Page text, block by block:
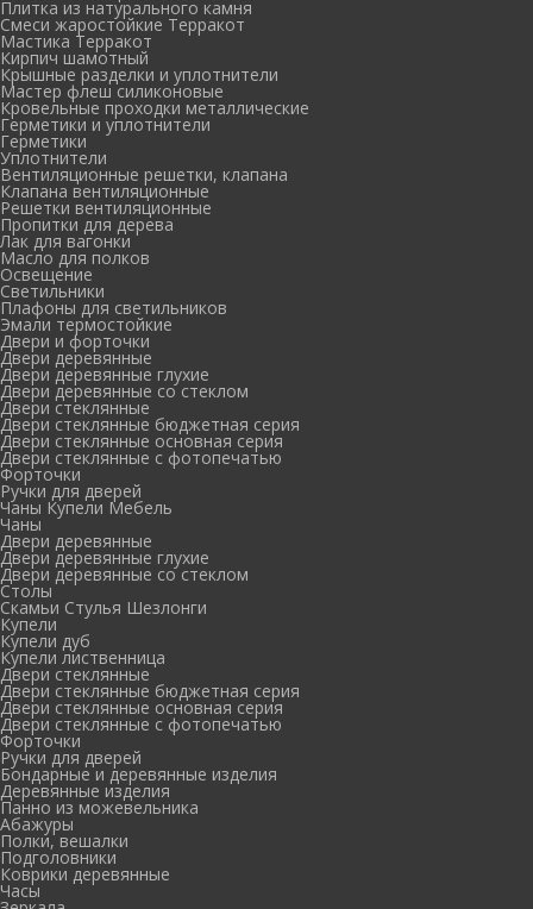
Плитка из натурального камня
Смеси жаростойкие Терракот
Мастика Терракот
Кирпич шамотный
Крышные разделки и уплотнители
Мастер флеш силиконовые
Кровельные проходки металлические
Герметики и уплотнители
Герметики
Уплотнители
Вентиляционные решетки, клапана
Клапана вентиляционные
Решетки вентиляционные
Пропитки для дерева
Лак для вагонки
Масло для полков
Освещение
Светильники
Плафоны для светильников
Эмали термостойкие
Двери и форточки
Двери деревянные
Двери деревянные глухие
Двери деревянные со стеклом
Двери стеклянные
Двери стеклянные бюджетная серия
Двери стеклянные основная серия
Двери стеклянные с фотопечатью
Форточки
Ручки для дверей
Чаны Купели Мебель
Чаны
Двери деревянные
Двери деревянные глухие
Двери деревянные со стеклом
Столы
Скамьи Стулья Шезлонги
Купели
Купели дуб
Купели лиственница
Двери стеклянные
Двери стеклянные бюджетная серия
Двери стеклянные основная серия
Двери стеклянные с фотопечатью
Форточки
Ручки для дверей
Бондарные и деревянные изделия
Деревянные изделия
Панно из можевельника
Абажуры
Полки, вешалки
Подголовники
Коврики деревянные
Часы